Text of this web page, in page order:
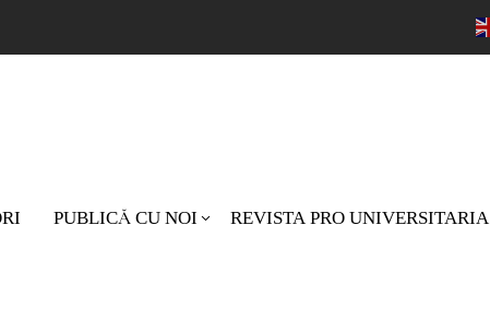
PUBLICĂ CU NOI REVISTA PRO UNIVERSITARIA